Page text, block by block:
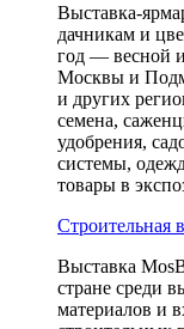
Выставка-
дачникам и
год — весной
Москвы и
и других
семена,
удобрения,
системы,
товары в
Строительная
Выставка
стране среди
материалов и